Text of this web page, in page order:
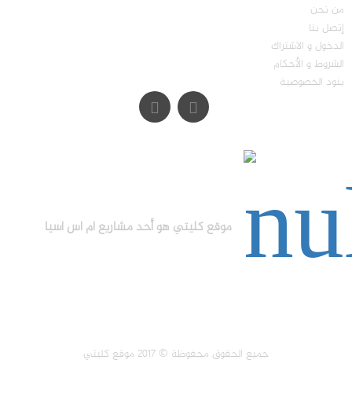
من نحن
إتصل بنا
الدخول و الاشتراك
الشروط و الأحكام
بنود الخصوصية
موقع كليتي هو أحد مشاريع ام اس اسيا
جميع الحقوق محفوظة © 2017 موقع كليتي